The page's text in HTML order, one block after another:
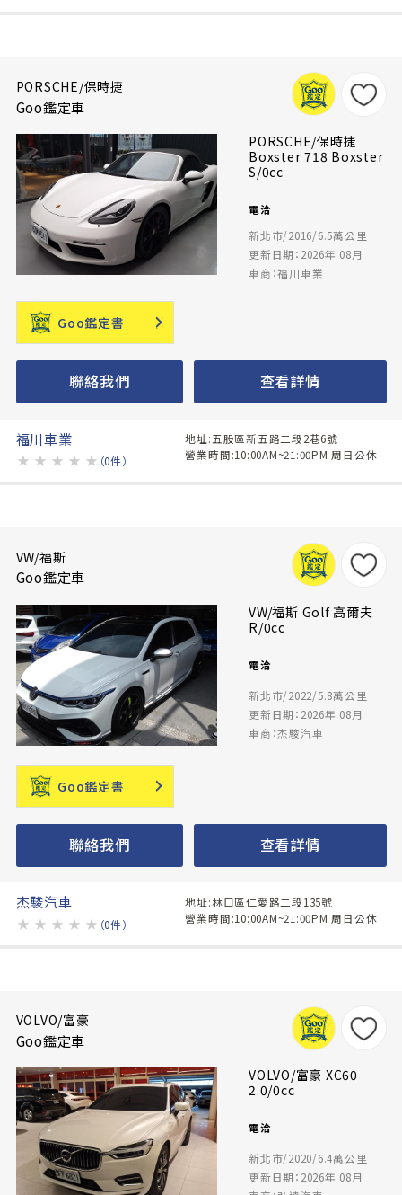
PORSCHE/保時捷
Goo鑑定車
PORSCHE/保時捷
Boxster 718 Boxster
S/0cc
電洽
新北市/2016/6.5萬公里
更新日期：2026年 08月
車商：福川車業
Goo鑑定書
聯絡我們 查看詳情
福川車業
★ ★ ★ ★ ★ （0件）
地址:五股區新五路二段2巷6號
營業時間:10:00AM~21:00PM 周日公休
VW/福斯
Goo鑑定車
VW/福斯 Golf 高爾夫
R/0cc
電洽
新北市/2022/5.8萬公里
更新日期：2026年 08月
車商：杰駿汽車
Goo鑑定書
聯絡我們 查看詳情
杰駿汽車
★ ★ ★ ★ ★ （0件）
地址:林口區仁愛路二段135號
營業時間:10:00AM~21:00PM 周日公休
VOLVO/富豪
Goo鑑定車
VOLVO/富豪 XC60
2.0/0cc
電洽
新北市/2020/6.4萬公里
更新日期：2026年 08月